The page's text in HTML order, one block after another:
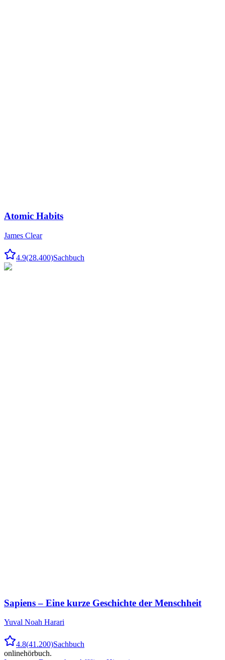
Atomic Habits
James Clear
4.9(28.400)Sachbuch
Sapiens – Eine kurze Geschichte der Menschheit
Yuval Noah Harari
4.8(41.200)Sachbuch
onlinehörbuch.